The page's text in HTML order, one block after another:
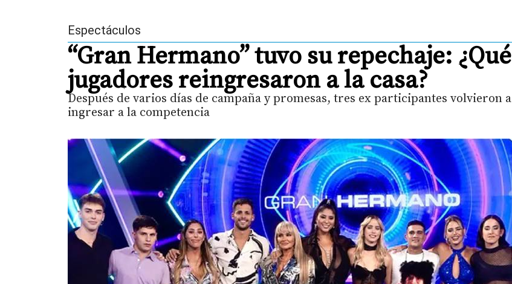
Espectáculos
“Gran Hermano” tuvo su repechaje: ¿Qué
jugadores reingresaron a la casa?
Después de varios días de campaña y promesas, tres ex participantes volvieron a
ingresar a la competencia